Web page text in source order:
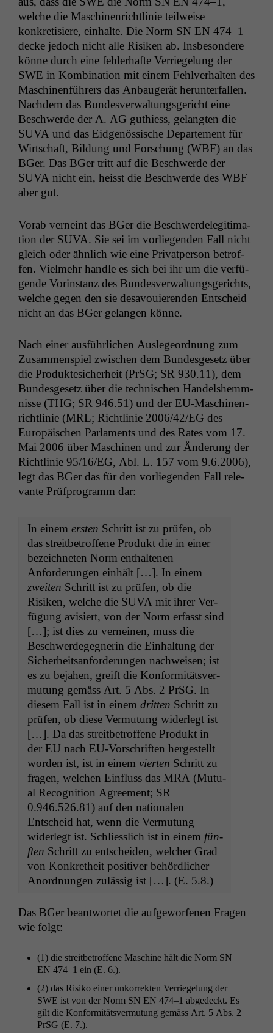
welche die Maschi­nen­richtlin­ie teil­weise
konkretisiere, ein­halte. Die Norm SN EN 474–1
decke jedoch nicht alle Risiken ab. Ins­beson­dere
könne durch eine fehler­hafte Ver­riegelung der
SWE in Kom­bi­na­tion mit einem Fehlver­hal­ten des
Maschi­nen­führers das Anbaugerät herun­ter­fall­en.
Nach­dem das Bun­desver­wal­tungs­gericht eine
Beschw­erde der A. AG guthiess, gelangten die
SUVA und das Eid­genös­sis­che Departe­ment für
Wirtschaft, Bil­dung und Forschung (WBF) an das
BGer. Das BGer tritt auf die Beschw­erde der
SUVA nicht ein, heisst die Beschw­erde des WBF
aber gut.
Vor­ab verneint das BGer die Beschw­erdele­git­i­ma­
tion der SUVA. Sie sei im vor­liegen­den Fall nicht
gle­ich oder ähn­lich wie eine Pri­vat­per­son betrof­
fen. Vielmehr han­dle es sich bei ihr um die ver­fü­
gende Vorin­stanz des Bun­desver­wal­tungs­gerichts,
welche gegen den sie desavouieren­den Entscheid
nicht an das BGer gelan­gen könne.
Nach ein­er aus­führlichen Ausle­ge­ord­nung zum
Zusam­men­spiel zwis­chen dem Bun­des­ge­setz über
die Pro­duk­tesicher­heit (PrSG; SR 930.11), dem
Bun­des­ge­setz über die tech­nis­chen Han­delshemm­
nisse (THG; SR 946.51) und der EU-Maschi­nen­
richtlin­ie (MRL; Richtlin­ie 2006/42/EG des
Europäis­chen Par­la­ments und des Rates vom 17.
Mai 2006 über Maschi­nen und zur Änderung der
Richtlin­ie 95/16/EG, Abl. L. 157 vom 9.6.2006),
legt das BGer das für den vor­liegen­den Fall rel­e­
vante Prüf­pro­gramm dar:
In einem ersten Schritt ist zu prüfen, ob
das stre­it­be­trof­fene Pro­dukt die in ein­er
beze­ich­neten Norm enthal­te­nen
Anforderun­gen ein­hält […]. In einem
zweit­en Schritt ist zu prüfen, ob die
Risiken, welche die SUVA mit ihrer Ver­
fü­gung avisiert, von der Norm erfasst sind
[…]; ist dies zu verneinen, muss die
Beschw­erdegeg­ner­in die Ein­hal­tung der
Sicher­heit­san­forderun­gen nach­weisen; ist
es zu beja­hen, greift die Kon­for­mitätsver­
mu­tung gemäss Art. 5 Abs. 2 PrSG. In
diesem Fall ist in einem drit­ten Schritt zu
prüfen, ob diese Ver­mu­tung wider­legt ist
[…]. Da das stre­it­be­trof­fene Pro­dukt in
der EU nach EU-Vorschriften hergestellt
wor­den ist, ist in einem vierten Schritt zu
fra­gen, welchen Ein­fluss das MRA (Mutu­
al Recog­ni­tion Agree­ment; SR
0.946.526.81) auf den nationalen
Entscheid hat, wenn die Ver­mu­tung
wider­legt ist. Schliesslich ist in einem fün­
ften Schritt zu entschei­den, welch­er Grad
von Konkretheit pos­i­tiv­er behördlich­er
Anord­nun­gen zuläs­sig ist […]. (E. 5.8.)
Das BGer beant­wortet die aufge­wor­fe­nen Fra­gen
wie folgt:
(1) die stre­it­be­trof­fene Mas­chine hält die Norm SN
EN 474–1 ein (E. 6.).
(2) das Risiko ein­er unko­r­rek­ten Ver­riegelung der
SWE ist von der Norm SN EN 474–1 abgedeckt. Es
gilt die Kon­for­mitätsver­mu­tung gemäss Art. 5 Abs. 2
PrSG (E. 7.).